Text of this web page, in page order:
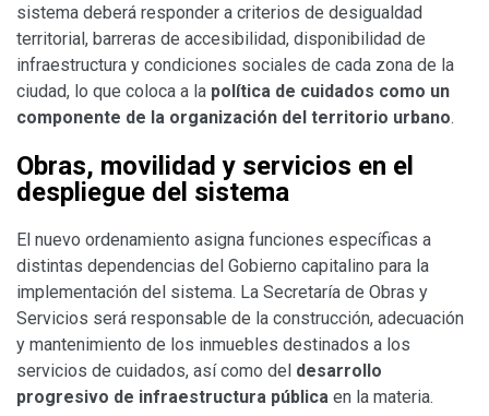
sistema deberá responder a criterios de desigualdad
territorial, barreras de accesibilidad, disponibilidad de
infraestructura y condiciones sociales de cada zona de la
ciudad, lo que coloca a la política de cuidados como un
componente de la organización del territorio urbano.
Obras, movilidad y servicios en el
despliegue del sistema
El nuevo ordenamiento asigna funciones específicas a
distintas dependencias del Gobierno capitalino para la
implementación del sistema. La Secretaría de Obras y
Servicios será responsable de la construcción, adecuación
y mantenimiento de los inmuebles destinados a los
servicios de cuidados, así como del desarrollo
progresivo de infraestructura pública en la materia.